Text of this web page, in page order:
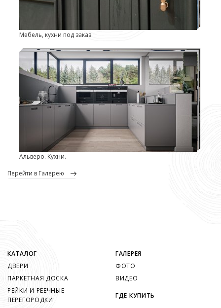
Мебель, кухни под заказ
Альверо. Кухни.
перейти в Галерею
КАТАЛОГ
ДВЕРИ
ПАРКЕТНАЯ ДОСКА
РЕЙКИ И РЕЕЧНЫЕ
ПЕРЕГОРОДКИ
ГАЛЕРЕЯ
ФОТО
ВИДЕО
ГДЕ КУПИТЬ